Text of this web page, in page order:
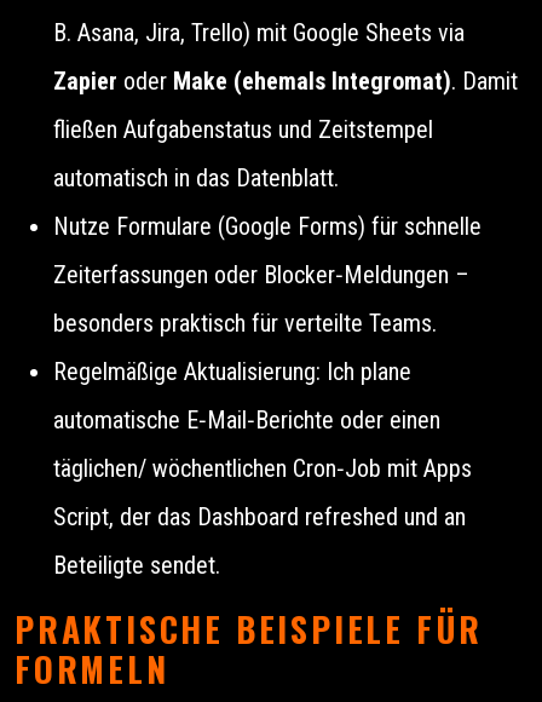
B. Asana, Jira, Trello) mit Google Sheets via
Zapier oder Make (ehemals Integromat). Damit
fließen Aufgabenstatus und Zeitstempel
automatisch in das Datenblatt.
Nutze Formulare (Google Forms) für schnelle
Zeiterfassungen oder Blocker‑Meldungen –
besonders praktisch für verteilte Teams.
Regelmäßige Aktualisierung: Ich plane
automatische E‑Mail‑Berichte oder einen
täglichen/ wöchentlichen Cron‑Job mit Apps
Script, der das Dashboard refreshed und an
Beteiligte sendet.
PRAKTISCHE BEISPIELE FÜR
FORMELN